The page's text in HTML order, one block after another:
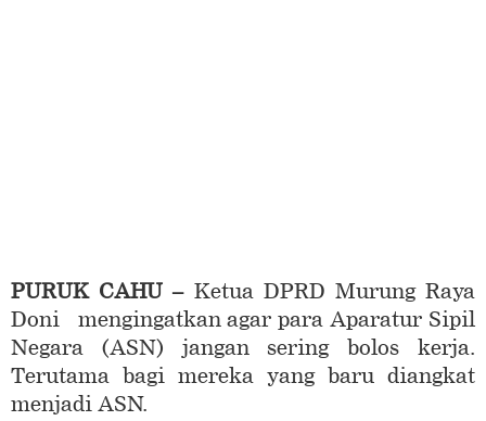
PURUK CAHU –Ketua DPRD Murung Raya
Doni mengingatkan agar para Aparatur Sipil
Negara (ASN) jangan sering bolos kerja.
Terutama bagi mereka yang baru diangkat
menjadi ASN.